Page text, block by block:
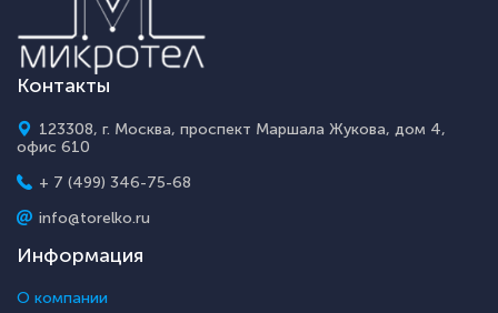
Контакты
123308, г. Москва, проспект Маршала Жукова, дом 4,
офис 610
+ 7 (499) 346-75-68
info@torelko.ru
Информация
О компании